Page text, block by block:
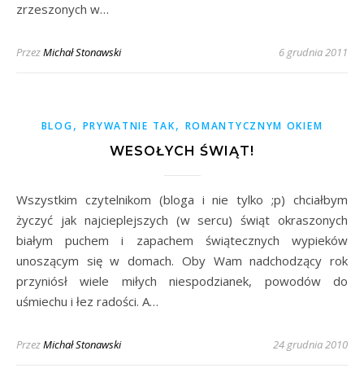
zrzeszonych w…
PrzezMichał Stonawski 6 grudnia 2011
BLOG, PRYWATNIE TAK, ROMANTYCZNYM OKIEM
WESOŁYCH ŚWIĄT!
Wszystkim czytelnikom (bloga i nie tylko ;p) chciałbym
życzyć jak najcieplejszych (w sercu) świąt okraszonych
białym puchem i zapachem świątecznych wypieków
unoszącym się w domach. Oby Wam nadchodzący rok
przyniósł wiele miłych niespodzianek, powodów do
uśmiechu i łez radości. A…
PrzezMichał Stonawski 24 grudnia 2010